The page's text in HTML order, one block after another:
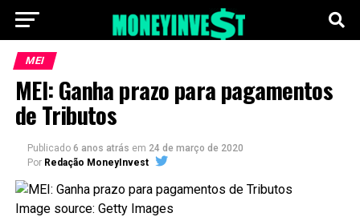
MEI
MEI: Ganha prazo para pagamentos
de Tributos
Publicado 6 anos atrás em 24 de março de 2020
Por Redação MoneyInvest
Image source: Getty Images